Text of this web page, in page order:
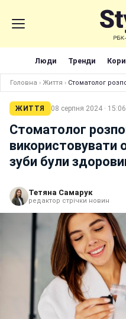
Люди Тренди
Головна › Життя › Стоматолог
ЖИТТЯ 08 серпня 2024 · 15:06
Стоматолог
використовувати
зуби були
Тетяна Самарук
редактор стрічки новин